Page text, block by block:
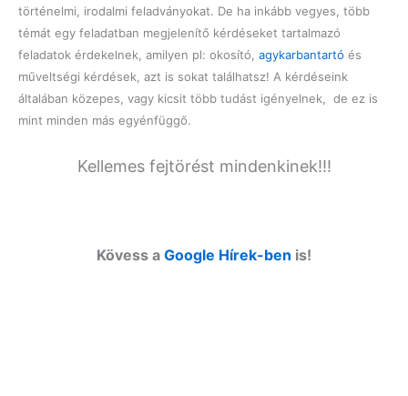
történelmi, irodalmi feladványokat. De ha inkább vegyes, több
témát egy feladatban megjelenítő kérdéseket tartalmazó
feladatok érdekelnek, amilyen pl: okosító, agykarbantartó és
műveltségi kérdések, azt is sokat találhatsz! A kérdéseink
általában közepes, vagy kicsit több tudást igényelnek, de ez is
mint minden más egyénfüggő.
Kellemes fejtörést mindenkinek!!!
Kövess a Google Hírek-ben is!